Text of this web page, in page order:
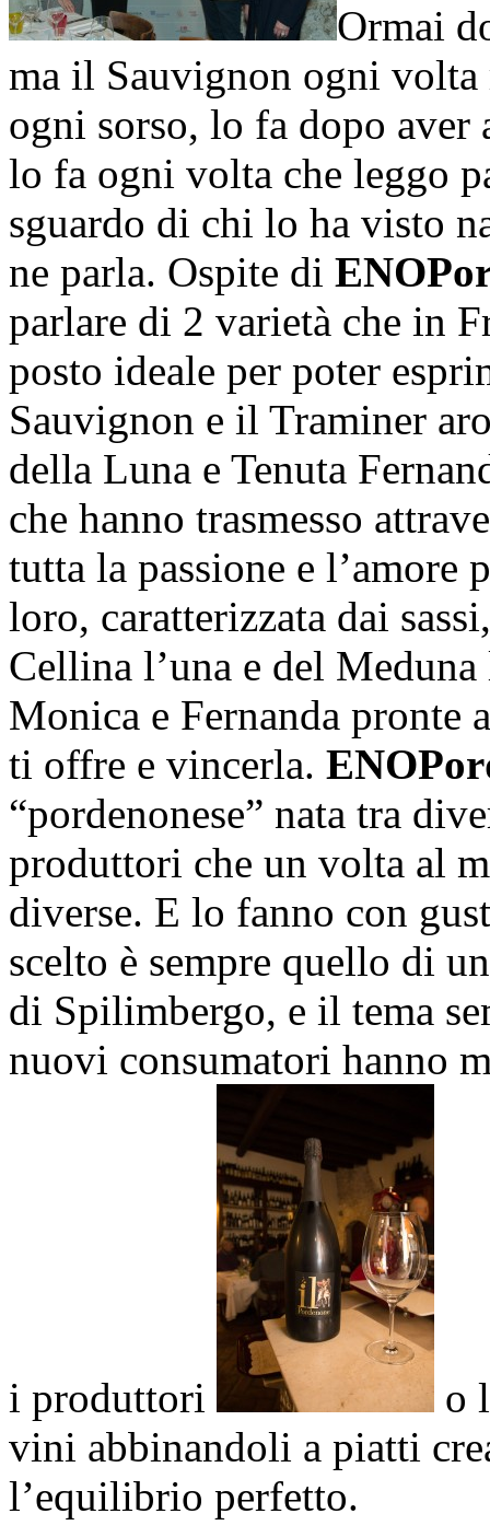
Ormai
ma il Sauvignon ogni
ogni sorso, lo fa dopo aver
lo fa ogni volta che leggo
sguardo di chi lo ha visto
ne parla. Ospite di
parlare di 2 varietà che in
posto ideale per poter
Sauvignon e il Traminer
della Luna e Tenuta
che hanno trasmesso
tutta la passione e
loro, caratterizzata dai
Cellina l’una e del
Monica e Fernanda pronte
ti offre e vincerla.
“pordenonese” nata tra
produttori che un volta al
diverse. E lo fanno con
scelto è sempre quello di
di Spilimbergo, e il tema
nuovi consumatori hanno
i produttori
o
vini abbinandoli a piatti
l’equilibrio perfetto.